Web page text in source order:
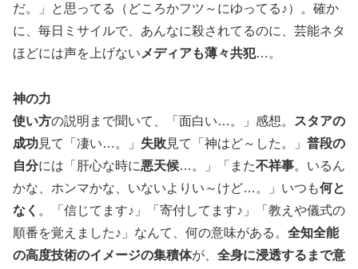
だ。」と思ってる（どころかフツ～にゆってる♪）。確か
に、毎日ミサイルで、あんなに殺されてるのに、芸能ネタ
ほどには声を上げない メディアも薄々共犯…。
神の力
使い方の説明まで聞いて、「面白い…。」感想。
スタアの
成功見て「凄い…。」 失敗見て「神はど～した。」 普段の
自分には「肝心な時に悪天候…。」「また不祥事。いるん
かな、ホンマかな、いないよりい～けど…。」いつも何と
なく 。「信じてます♪」「寄付してます♪」「教えや儀式の
順番を覚えました♪」なんて、何の意味がある。 全知全能
の高度技術のイメージの集積体が、 全身に浸透するまで意